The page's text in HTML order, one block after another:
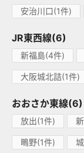
安治川口(1件)
JR東西線(6)
新福島(4件)
大阪城北詰(1件)
おおさか東線(6)
放出(1件)
鴫野(1件)